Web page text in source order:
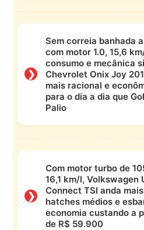
❯
Sem correia banhada
com motor 1.0, 15,6
consumo e mecânica
Chevrolet Onix Joy
mais racional e
para o dia a dia que
Palio
❯
Com motor turbo de
16,1 km/l, Volkswagen
Connect TSI anda
hatches médios e
economia custando a
de R$ 59.900